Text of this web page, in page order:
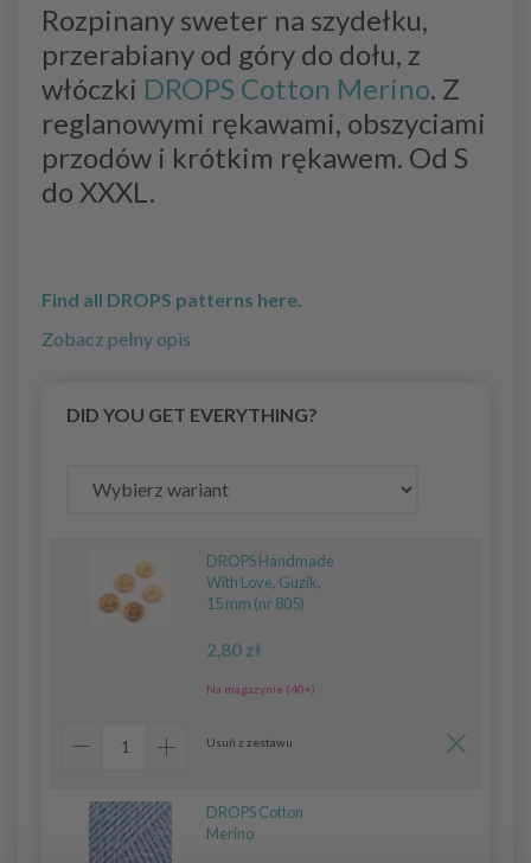
Rozpinany sweter na szydełku,
przerabiany od góry do dołu, z
włóczki DROPS Cotton Merino. Z
reglanowymi rękawami, obszyciami
przodów i krótkim rękawem. Od S
do XXXL.
Find all DROPS patterns here.
Zobacz pełny opis
DID YOU GET EVERYTHING?
DROPS Handmade
With Love, Guzik,
15 mm (nr 805)
2,80 zł
Na magazynie (40+)
Usuń z zestawu
DROPS Cotton
Merino